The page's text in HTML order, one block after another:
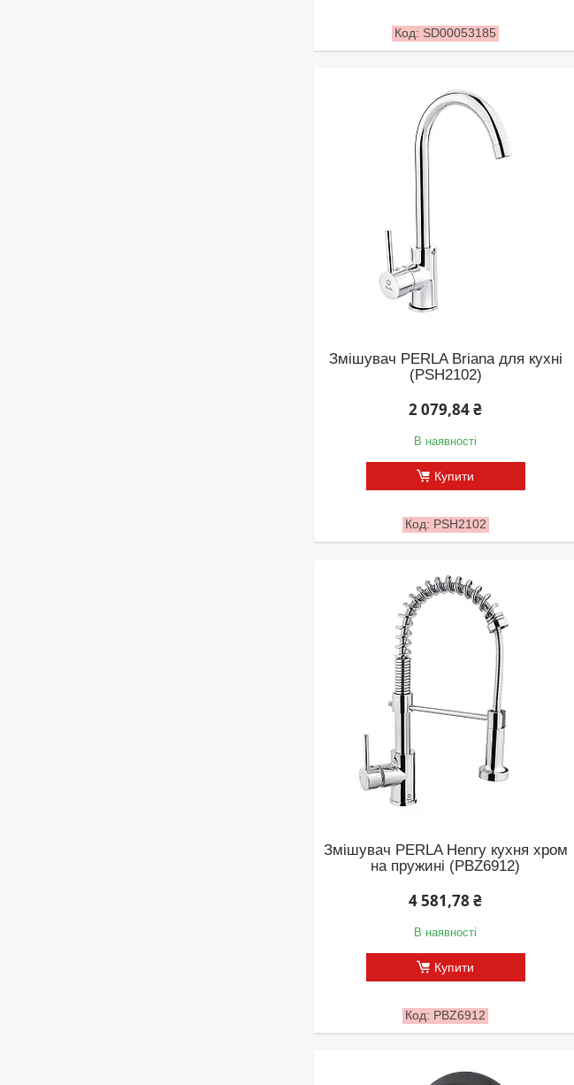
SD00053185
Змішувач PERLA Briana для кухні
(PSH2102)
2 079,84 ₴
В наявності
Купити
PSH2102
Змішувач PERLA Henry кухня хром
на пружині (PBZ6912)
4 581,78 ₴
В наявності
Купити
PBZ6912